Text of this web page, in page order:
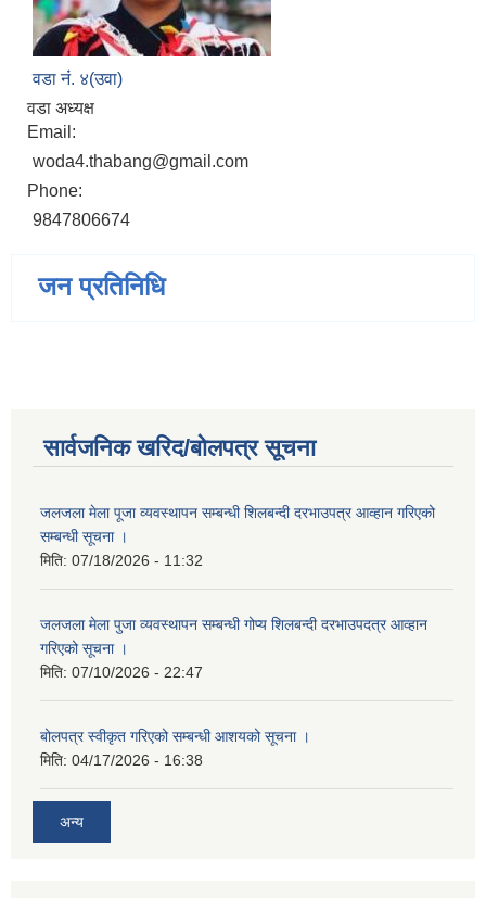
वडा नंं. ४(उवा)
वडा अध्यक्ष
Email:
woda4.thabang@gmail.com
Phone:
9847806674
जन प्रतिनिधि
सार्वजनिक खरिद/बोलपत्र सूचना
जलजला मेला पूजा व्यवस्थापन सम्बन्धी शिलबन्दी दरभाउपत्र आव्हान गरिएको
सम्बन्धी सूचना ।
मिति: 07/18/2026 - 11:32
जलजला मेला पुजा व्यवस्थापन सम्बन्धी गोप्य शिलबन्दी दरभाउपदत्र आव्हान
गरिएको सूचना ।
मिति: 07/10/2026 - 22:47
बोलपत्र स्वीकृत गरिएको सम्बन्धी आशयको सूचना ।
मिति: 04/17/2026 - 16:38
अन्य